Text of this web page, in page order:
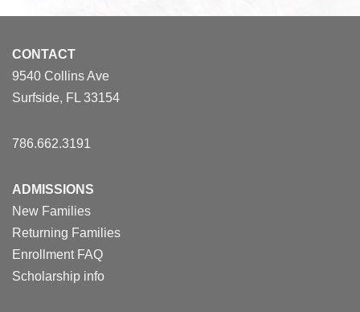
CONTACT
9540 Collins Ave
Surfside, FL 33154
786.662.3191
ADMISSIONS
New Families
Returning Families
Enrollment FAQ
Scholarship info